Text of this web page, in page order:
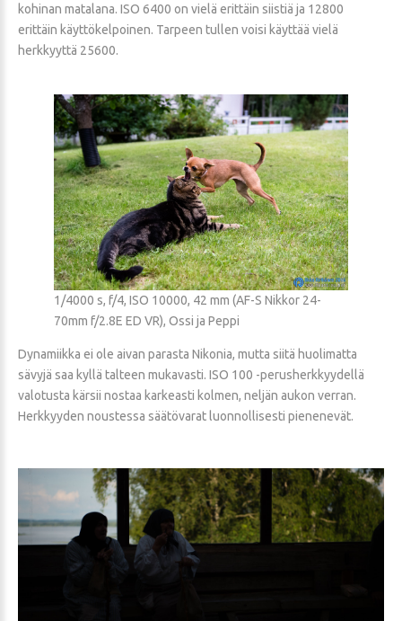
kohinan matalana. ISO 6400 on vielä erittäin siistiä ja 12800
erittäin käyttökelpoinen. Tarpeen tullen voisi käyttää vielä
herkkyyttä 25600.
1/4000 s, f/4, ISO 10000, 42 mm (AF-S Nikkor 24-
70mm f/2.8E ED VR), Ossi ja Peppi
Dynamiikka ei ole aivan parasta Nikonia, mutta siitä huolimatta
sävyjä saa kyllä talteen mukavasti. ISO 100 -perusherkkyydellä
valotusta kärsii nostaa karkeasti kolmen, neljän aukon verran.
Herkkyyden noustessa säätövarat luonnollisesti pienenevät.